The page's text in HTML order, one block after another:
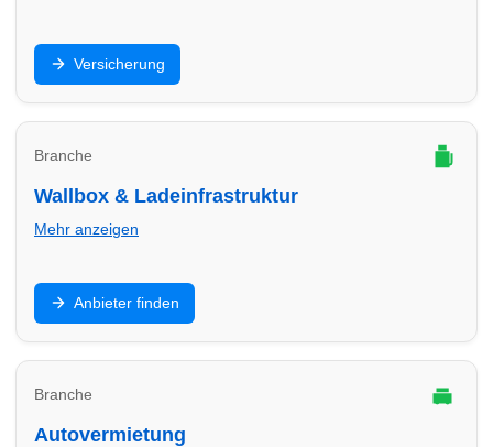
Haftpflicht, Teilkasko, Vollkasko: Finde
Versicherungsberater in Lübeck und optimiere Preis,
Leistungen und Selbstbeteiligung.
Versicherung
Branche
Wallbox & Ladeinfrastruktur
Mehr anzeigen
Wallbox, Installation, Abrechnung und Ladepunkte:
Finde Anbieter in Lübeck für E-Mobilität zu Hause und
im Gewerbe.
Anbieter finden
Branche
Autovermietung